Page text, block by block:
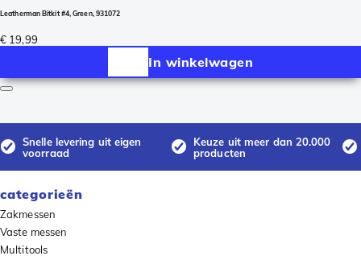
Leatherman Bitkit #4, Green, 931072
€ 19,99
In winkelwagen
Snelle levering uit eigen
voorraad
Keuze uit meer dan 20.000
producten
categorieën
Zakmessen
Vaste messen
Multitools